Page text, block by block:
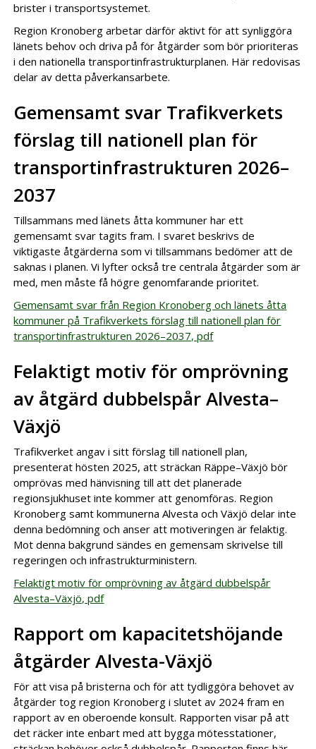
brister i transportsystemet.
Region Kronoberg arbetar därför aktivt för att synliggöra
länets behov och driva på för åtgärder som bör prioriteras
i den nationella transportinfrastrukturplanen. Här redovisas
delar av detta påverkansarbete.
Gemensamt svar Trafikverkets
förslag till nationell plan för
transportinfrastrukturen 2026–
2037
Tillsammans med länets åtta kommuner har ett
gemensamt svar tagits fram. I svaret beskrivs de
viktigaste åtgärderna som vi tillsammans bedömer att de
saknas i planen. Vi lyfter också tre centrala åtgärder som är
med, men måste få högre genomfarande prioritet.
Gemensamt svar från Region Kronoberg och länets åtta
kommuner på Trafikverkets förslag till nationell plan för
transportinfrastrukturen 2026–2037, pdf
Felaktigt motiv för omprövning
av åtgärd dubbelspår Alvesta–
Växjö
Trafikverket angav i sitt förslag till nationell plan,
presenterat hösten 2025, att sträckan Räppe–Växjö bör
omprövas med hänvisning till att det planerade
regionsjukhuset inte kommer att genomföras. Region
Kronoberg samt kommunerna Alvesta och Växjö delar inte
denna bedömning och anser att motiveringen är felaktig.
Mot denna bakgrund sändes en gemensam skrivelse till
regeringen och infrastrukturministern.
Felaktigt motiv för omprövning av åtgärd dubbelspår
Alvesta–Växjö, pdf
Rapport om kapacitetshöjande
åtgärder Alvesta-Växjö
För att visa på bristerna och för att tydliggöra behovet av
åtgärder tog region Kronoberg i slutet av 2024 fram en
rapport av en oberoende konsult. Rapporten visar på att
det räcker inte enbart med att bygga mötesstationer,